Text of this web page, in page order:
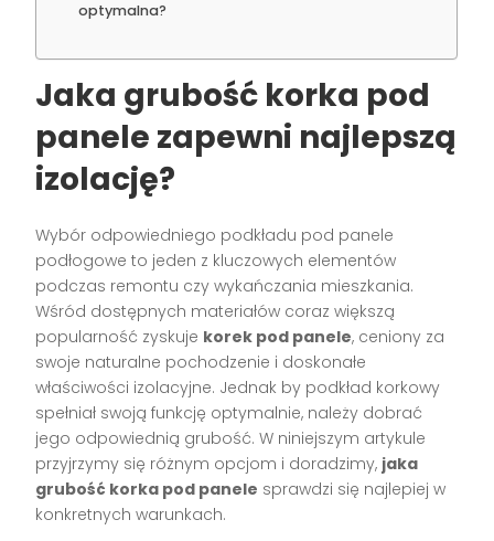
optymalna?
Jaka grubość korka pod
panele zapewni najlepszą
izolację?
Wybór odpowiedniego podkładu pod panele
podłogowe to jeden z kluczowych elementów
podczas remontu czy wykańczania mieszkania.
Wśród dostępnych materiałów coraz większą
popularność zyskuje korek pod panele, ceniony za
swoje naturalne pochodzenie i doskonałe
właściwości izolacyjne. Jednak by podkład korkowy
spełniał swoją funkcję optymalnie, należy dobrać
jego odpowiednią grubość. W niniejszym artykule
przyjrzymy się różnym opcjom i doradzimy, jaka
grubość korka pod panele sprawdzi się najlepiej w
konkretnych warunkach.